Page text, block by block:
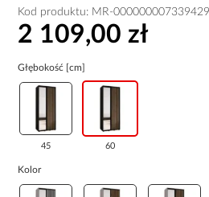
Kod produktu: MR-000000007339429
2 109,00 zł
Głębokość [cm]
45 60
Kolor